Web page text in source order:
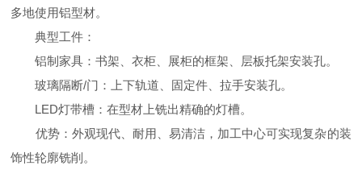
多地使用铝型材。
典型工件：
铝制家具：书架、衣柜、展柜的框架、层板托架安装孔。
玻璃隔断/门：上下轨道、固定件、拉手安装孔。
LED灯带槽：在型材上铣出精确的灯槽。
优势：外观现代、耐用、易清洁，加工中心可实现复杂的装
饰性轮廓铣削。